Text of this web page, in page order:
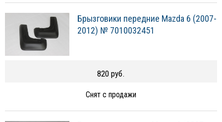
Брызговики передние Mazda 6 (2007-
2012) № 7010032451
820 руб.
Снят с продажи